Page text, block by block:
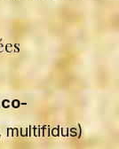
multifidus)